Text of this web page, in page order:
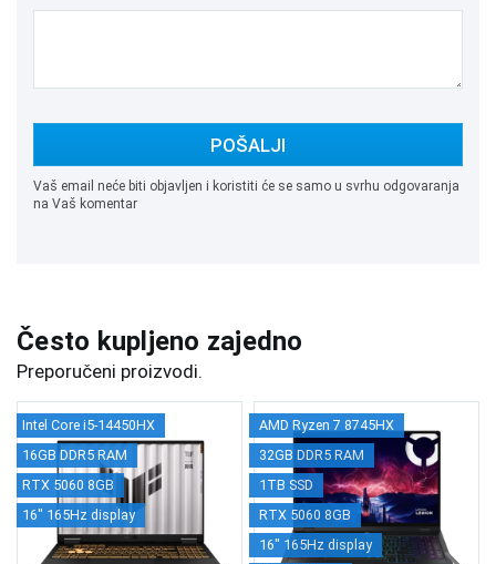
POŠALJI
Vaš email neće biti objavljen i koristiti će se samo u svrhu odgovaranja
na Vaš komentar
Često kupljeno zajedno
Preporučeni proizvodi.
Intel Core i5-14450HX
16GB DDR5 RAM
RTX 5060 8GB
16" 165Hz display
AMD Ryzen 7 8745HX
32GB DDR5 RAM
1TB SSD
RTX 5060 8GB
16" 165Hz display